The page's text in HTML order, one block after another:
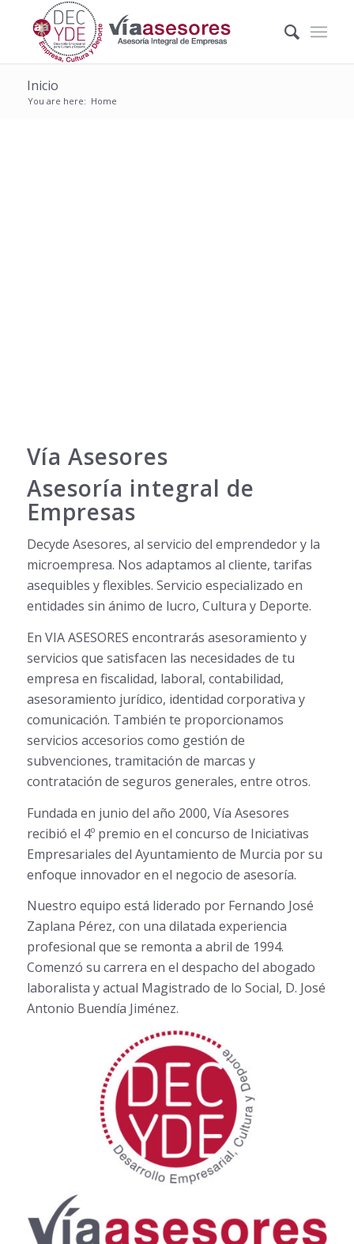
Inicio
You are here: Home
Vía Asesores
Asesoría integral de
Empresas
Decyde Asesores, al servicio del emprendedor y la
microempresa. Nos adaptamos al cliente, tarifas
asequibles y flexibles. Servicio especializado en
entidades sin ánimo de lucro, Cultura y Deporte.
En VIA ASESORES encontrarás asesoramiento y
servicios que satisfacen las necesidades de tu
empresa en fiscalidad, laboral, contabilidad,
asesoramiento jurídico, identidad corporativa y
comunicación. También te proporcionamos
servicios accesorios como gestión de
subvenciones, tramitación de marcas y
contratación de seguros generales, entre otros.
Fundada en junio del año 2000, Vía Asesores
recibió el 4º premio en el concurso de Iniciativas
Empresariales del Ayuntamiento de Murcia por su
enfoque innovador en el negocio de asesoría.
Nuestro equipo está liderado por Fernando José
Zaplana Pérez, con una dilatada experiencia
profesional que se remonta a abril de 1994.
Comenzó su carrera en el despacho del abogado
laboralista y actual Magistrado de lo Social, D. José
Antonio Buendía Jiménez.